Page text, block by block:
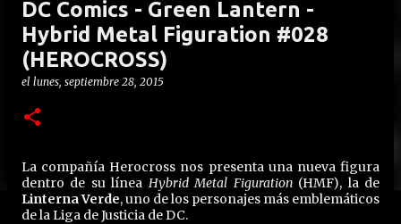
DC Comics - Green Lantern -
Hybrid Metal Figuration #028
(HEROCROSS)
el lunes, septiembre 28, 2015
La compañía Herocross nos presenta una nueva figura
dentro de su línea Hybrid Metal Figuration(HMF), la de
Linterna Verde, uno de los personajes más emblemáticos
de la Liga de Justicia de DC.